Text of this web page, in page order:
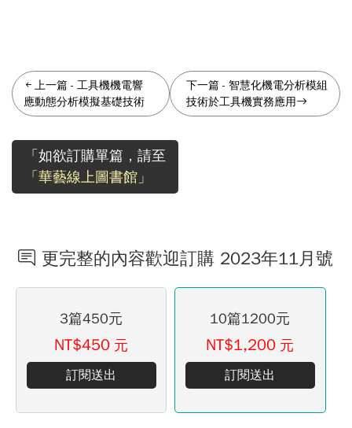
上一篇 - 工具機機電響
應動態分析模擬基礎技術
下一篇 -智慧化機電分析模組
技術於工具機實務應用
「如欲訂購單篇，請至
「華藝線上圖書館」
更完整的內容歡迎訂購 2023年11月號
3篇450元
NT$450 元
訂閱送出
10篇1200元
NT$1,200 元
訂閱送出